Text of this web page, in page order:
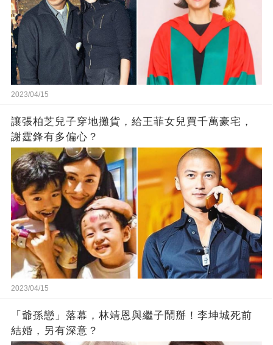
2023/04/15
讓張柏芝兒子穿地攤貨，給王菲女兒買千萬豪宅，
謝霆鋒有多偏心？
2023/04/15
「爺孫戀」落幕，林靖恩與繼子鬧掰！李坤城死前
結婚，另有深意？